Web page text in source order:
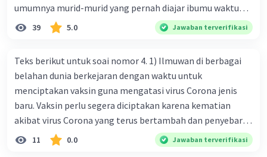
umumnya murid-murid yang pernah diajar ibumu waktu
kelas satu. Sedangkan aku? Aku waktu itu baru saja pindah
ke kota kecil ini. Makna kata bercetak tebal dalam kutipan
baik
39 5.0 Jawaban terverifikasi
Teks berikut untuk soai nomor 4. 1) Ilmuwan di berbagai
belahan dunia berkejaran dengan waktu untuk
menciptakan vaksin guna mengatasi virus Corona jenis
baru. Vaksin perlu segera diciptakan karena kematian
akibat virus Corona yang terus bertambah dan penyebaran
virus yang kian meluas. 2) Pada Jum'at (7-2-2020), Komisi
Kesehatan Nasional Cina mencatat jumlah kematian
11 0.0 Jawaban terverifikasi